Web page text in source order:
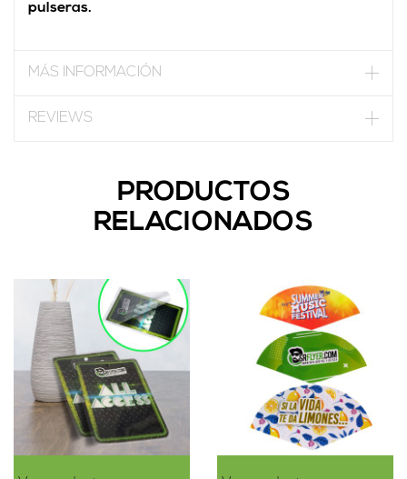
pulseras.
MÁS INFORMACIÓN
REVIEWS
PRODUCTOS
RELACIONADOS